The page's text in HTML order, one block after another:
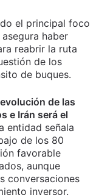
el principal foco
haber
reabrir la ruta
de los
de buques.
de las
e Irán será el
entidad señala
de los 80
favorable
aunque
conversaciones
inversor.